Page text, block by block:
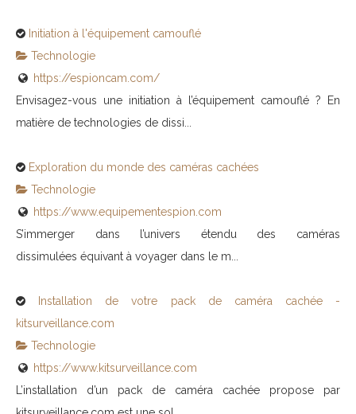
Initiation à l'équipement camouflé
Technologie
https://espioncam.com/
Envisagez-vous une initiation à l’équipement camouflé ? En
matière de technologies de dissi...
Exploration du monde des caméras cachées
Technologie
https://www.equipementespion.com
S’immerger dans l’univers étendu des caméras
dissimulées équivant à voyager dans le m...
Installation de votre pack de caméra cachée -
kitsurveillance.com
Technologie
https://www.kitsurveillance.com
L’installation d’un pack de caméra cachée propose par